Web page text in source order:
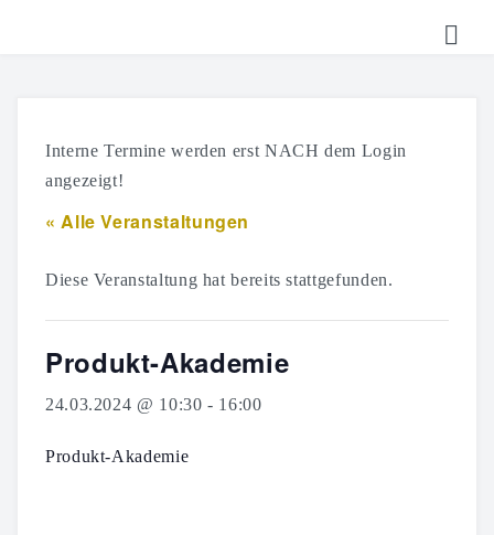
SHOP
KALENDER
LOGIN
Interne Termine werden erst NACH dem Login
angezeigt!
« Alle Veranstaltungen
Diese Veranstaltung hat bereits stattgefunden.
Produkt-Akademie
24.03.2024 @ 10:30 - 16:00
Produkt-Akademie